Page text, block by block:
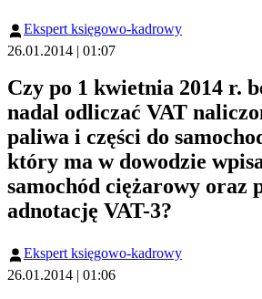
Ekspert księgowo-kadrowy
26.01.2014 | 01:07
Czy po 1 kwietnia 2014 r.
nadal odliczać VAT
paliwa i części do
który ma w dowodzie
samochód ciężarowy oraz
adnotację VAT-3?
Ekspert księgowo-kadrowy
26.01.2014 | 01:06